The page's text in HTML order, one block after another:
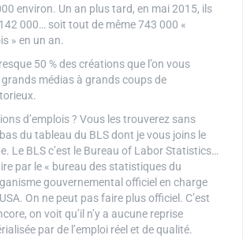
environ. Un an plus tard, en mai 2015, ils
000… soit tout de même 743 000 «
» en un an.
50 % des créations que l’on vous
médias à grands coups de
d’emplois ? Vous les trouverez sans
du tableau du BLS dont je vous joins le
Le BLS c’est le Bureau of Labor Statistics…
par le « bureau des statistiques du
gouvernemental officiel en charge
On ne peut pas faire plus officiel. C’est
on voit qu’il n’y a aucune reprise
par de l’emploi réel et de qualité.